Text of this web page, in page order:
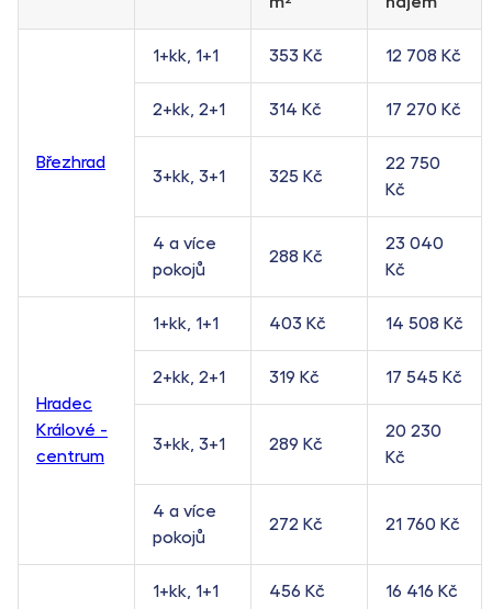
Březhrad
1+kk, 1+1 353 Kč 12 708 Kč
2+kk, 2+1 314 Kč 17 270 Kč
3+kk, 3+1 325 Kč
22 750
Kč
4 a více
pokojů
288 Kč
23 040
Kč
Hradec
Králové -
centrum
1+kk, 1+1 403 Kč 14 508 Kč
2+kk, 2+1 319 Kč 17 545 Kč
3+kk, 3+1 289 Kč
20 230
Kč
4 a více
pokojů
272 Kč 21 760 Kč
1+kk, 1+1 456 Kč 16 416 Kč